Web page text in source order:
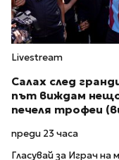
Livestream
Салах след
път виждам
печеля трофеи
преди 23 часа
Гласувай за Играч